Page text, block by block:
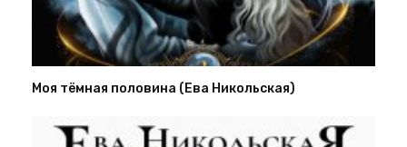
Моя тёмная половина (Ева Никольская)